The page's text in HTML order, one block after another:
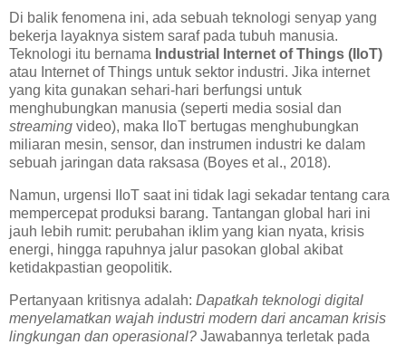
Di balik fenomena ini, ada sebuah teknologi senyap yang
bekerja layaknya sistem saraf pada tubuh manusia.
Teknologi itu bernama Industrial Internet of Things (IIoT)
atau Internet of Things untuk sektor industri. Jika internet
yang kita gunakan sehari-hari berfungsi untuk
menghubungkan manusia (seperti media sosial dan
streaming video), maka IIoT bertugas menghubungkan
miliaran mesin, sensor, dan instrumen industri ke dalam
sebuah jaringan data raksasa (Boyes et al., 2018).
Namun, urgensi IIoT saat ini tidak lagi sekadar tentang cara
mempercepat produksi barang. Tantangan global hari ini
jauh lebih rumit: perubahan iklim yang kian nyata, krisis
energi, hingga rapuhnya jalur pasokan global akibat
ketidakpastian geopolitik.
Pertanyaan kritisnya adalah: Dapatkah teknologi digital
menyelamatkan wajah industri modern dari ancaman krisis
lingkungan dan operasional? Jawabannya terletak pada